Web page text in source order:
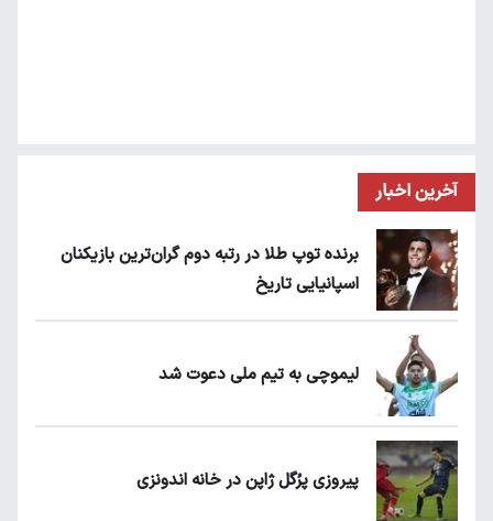
آخرین اخبار
برنده توپ طلا در رتبه دوم گران‌ترین بازیکنان
اسپانیایی تاریخ
لیموچی به تیم ملی دعوت شد
پیروزی پرُگل ژاپن در خانه اندونزی